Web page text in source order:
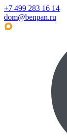
+7 499 283 16 14
dom@benpan.ru